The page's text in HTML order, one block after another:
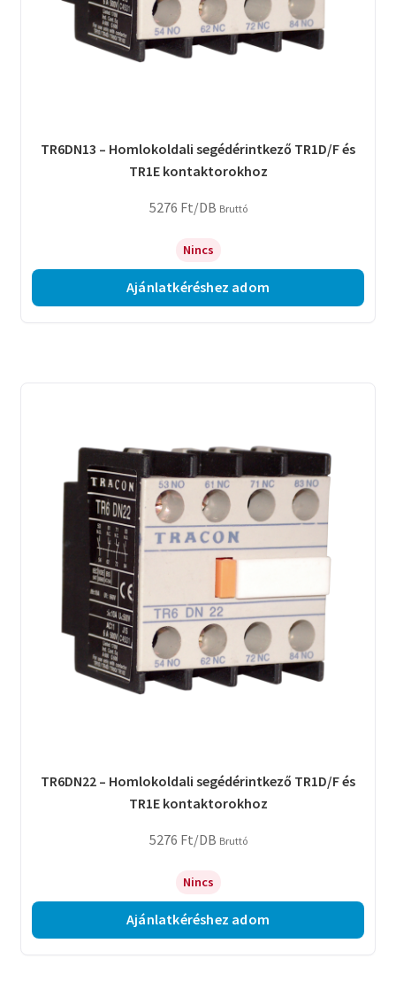
TR6DN13 – Homlokoldali segédérintkező TR1D/F és
TR1E kontaktorokhoz
5276 Ft/DB Bruttó
Nincs
Ajánlatkéréshez adom
TR6DN22 – Homlokoldali segédérintkező TR1D/F és
TR1E kontaktorokhoz
5276 Ft/DB Bruttó
Nincs
Ajánlatkéréshez adom